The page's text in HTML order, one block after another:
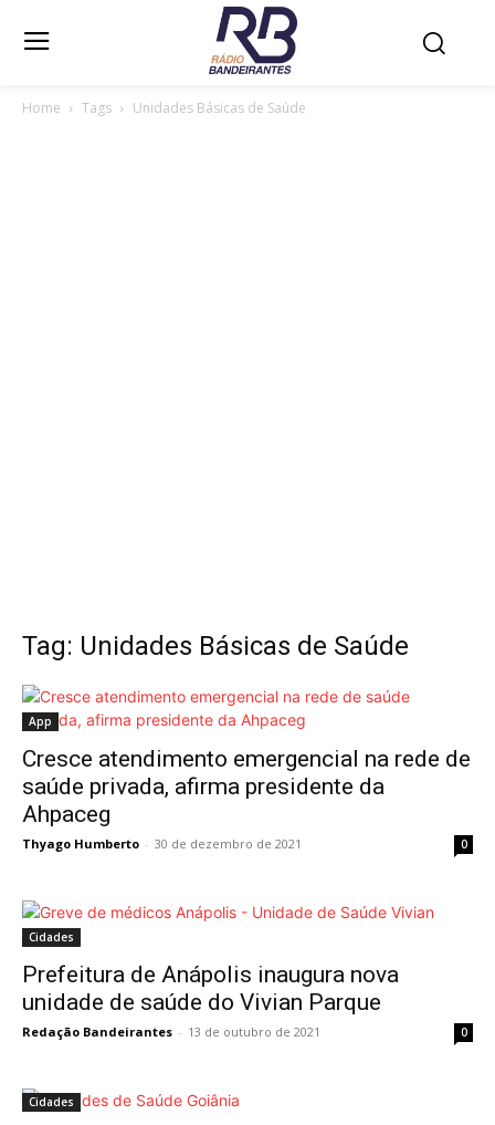
Home Tags Unidades Básicas de Saúde
Tag: Unidades Básicas de Saúde
App
Cresce atendimento emergencial na rede de
saúde privada, afirma presidente da
Ahpaceg
Thyago Humberto - 30 de dezembro de 2021 0
Cidades
Prefeitura de Anápolis inaugura nova
unidade de saúde do Vivian Parque
Redação Bandeirantes - 13 de outubro de 2021 0
Cidades